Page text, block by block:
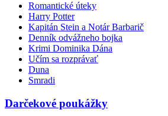
Romantické úteky
Harry Potter
Kapitán Stein a Notár Barbarič
Denník odvážneho bojka
Krimi Dominika Dána
Učím sa rozprávať
Duna
Smradi
Darčekové poukážky